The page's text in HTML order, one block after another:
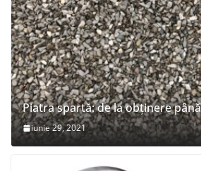
Piatra spartă: de la obținere
iunie 29, 2021